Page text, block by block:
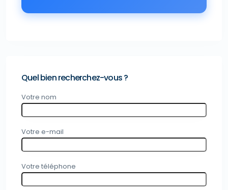
Quel bien recherchez-vous ?
Votre nom
Votre e-mail
Votre téléphone